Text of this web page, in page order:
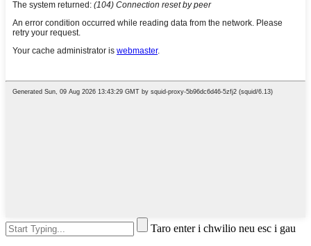
Taro enter i chwilio neu esc i gau